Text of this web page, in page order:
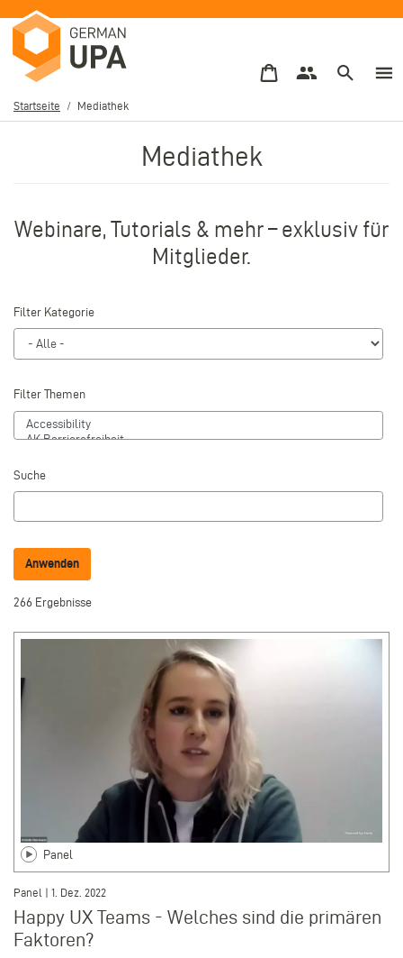
zum
Inhalt
Pfadnavigation
Startseite Mediathek
Mediathek
Webinare, Tutorials & mehr – exklusiv für
Mitglieder.
Filter Kategorie
Filter Themen
Suche
266 Ergebnisse
Panel
Panel | 1. Dez. 2022
Happy UX Teams - Welches sind die primären
Faktoren?